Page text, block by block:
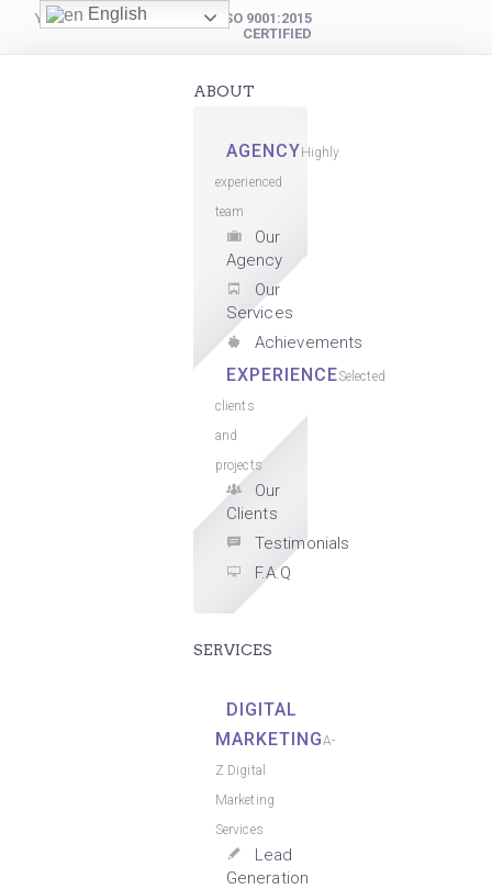
YOUR DIGITAL PARTNER
ISO 9001:2015
CERTIFIED
ABOUT
AGENCY Highly
experienced
team
Our
Agency
Our
Services
Achievements
EXPERIENCESelected
clients
and
projects
Our
Clients
Testimonials
F.A.Q
SERVICES
DIGITAL
MARKETINGA-
Z Digital
Marketing
Services
Lead
Generation
English